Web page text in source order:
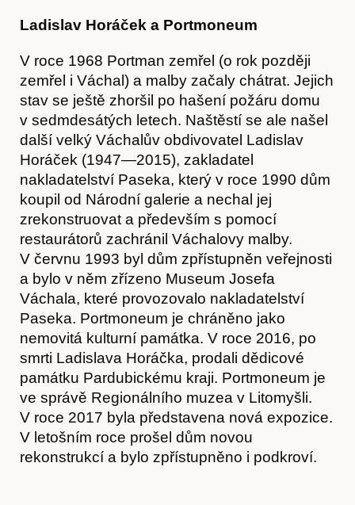
O nás
Ladislav Horáček a Portmoneum
V roce 1968 Portman zemřel (o rok později
zemřel i Váchal) a malby začaly chátrat. Jejich
stav se ještě zhoršil po hašení požáru domu
v sedmdesátých letech. Naštěstí se ale našel
další velký Váchalův obdivovatel Ladislav
Horáček (1947—2015), zakladatel
nakladatelství Paseka, který v roce 1990 dům
koupil od Národní galerie a nechal jej
zrekonstruovat a především s pomocí
restaurátorů zachránil Váchalovy malby.
V červnu 1993 byl dům zpřístupněn veřejnosti
a bylo v něm zřízeno Museum Josefa
Váchala, které provozovalo nakladatelství
Paseka. Portmoneum je chráněno jako
nemovitá kulturní památka. V roce 2016, po
smrti Ladislava Horáčka, prodali dědicové
památku Pardubickému kraji. Portmoneum je
ve správě Regionálního muzea v Litomyšli.
V roce 2017 byla představena nová expozice.
V letošním roce prošel dům novou
rekonstrukcí a bylo zpřístupněno i podkroví.